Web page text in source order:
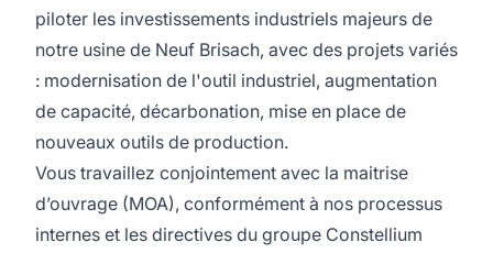
piloter les investissements industriels majeurs de
notre usine de Neuf Brisach, avec des projets variés
: modernisation de l'outil industriel, augmentation
de capacité, décarbonation, mise en place de
nouveaux outils de production.
Vous travaillez conjointement avec la maitrise
d’ouvrage (MOA), conformément à nos processus
internes et les directives du groupe Constellium